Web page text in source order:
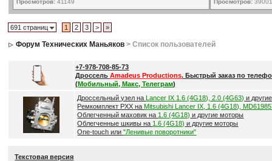
Просмотров: 41149
Просмотров: 39001
691 страниц 1 2 3 > »
Форум Технических Маньяков > Список пользователей
+7-978-708-85-73
ДроссельAmadeus Productions. Быстрый заказ по
(Мобильный, Макс, Телеграм)
Дроссельный узел на Lancer IX 1.6 (4G18), 2.0 (4G63) и
Ремкомплект РХХ на Mitsubishi Lancer IX, 1.6 (4G18),
Облегченный маховик на 1.6 (4G18) и другие моторы
Облегченные шкивы на 1.6 (4G18) и другие моторы
One-touch или"Ленивые поворотники"
Текстовая версия